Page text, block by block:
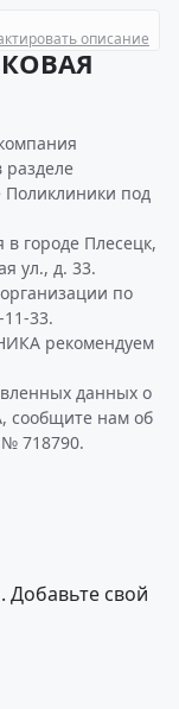
описание
разделе
под
городе Плесецк,
ул., д. 33.
по
33.
рекомендуем
данных о
нам об
718790.
Добавьте свой